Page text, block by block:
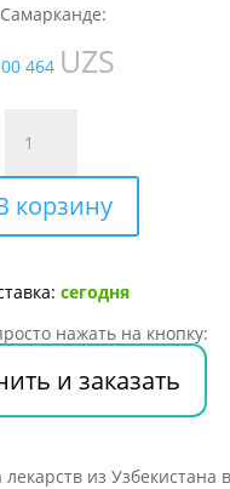
Самарканде:
464 UZS
товара
Гепатопротем
р-
р
инф.
корзину
сегодня
нажать на кнопку:
и заказать